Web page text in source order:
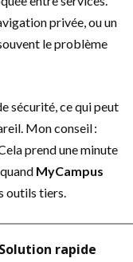
privée, ou un
le problème
sécurité, ce qui peut
Mon conseil :
prend une minute
MyCampus
outils tiers.
Solution rapide